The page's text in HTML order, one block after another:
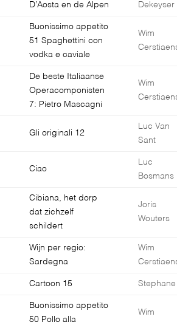
D’Aosta en de Alpen
Dekeyser
Buonissimo appetito
51 Spaghettini con
vodka e caviale
Wim
De beste Italiaanse
Operacomponisten
7: Pietro Mascagni
Wim
Gli originali 12
Luc Van
Sant
Ciao
Luc
Bosmans
Cibiana, het dorp
dat zichzelf
schildert
Joris
Wouters
Wijn per regio:
Sardegna
Wim
Cartoon 15 Stephane
Buonissimo appetito
50 Pollo alla
Wim